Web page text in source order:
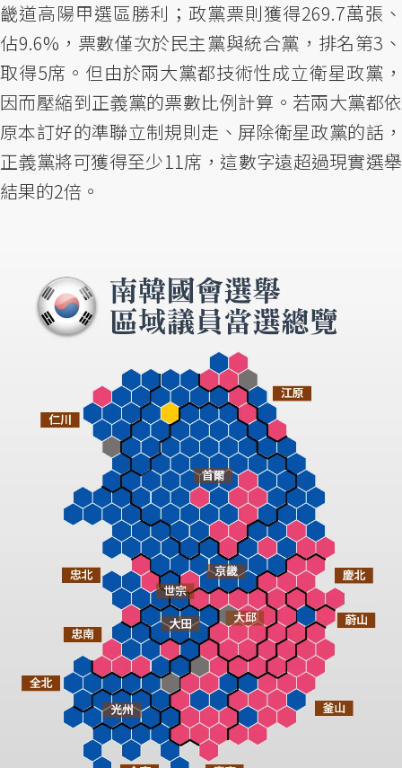
畿道高陽甲選區勝利；政黨票則獲得269.7萬張、
佔9.6%，票數僅次於民主黨與統合黨，排名第3、
取得5席。但由於兩大黨都技術性成立衛星政黨，
因而壓縮到正義黨的票數比例計算。若兩大黨都依
原本訂好的準聯立制規則走、屏除衛星政黨的話，
正義黨將可獲得至少11席，這數字遠超過現實選舉
結果的2倍。